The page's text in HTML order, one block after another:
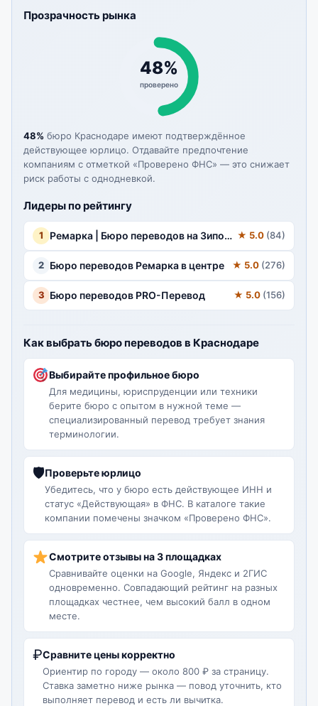
Прозрачность рынка
48%
проверено
48% бюро Краснодаре имеют подтверждённое
действующее юрлицо. Отдавайте предпочтение
компаниям с отметкой «Проверено ФНС» — это снижает
риск работы с однодневкой.
Лидеры по рейтингу
1 Ремарка | Бюро переводов на Зиповской ★ 5.0 (84)
2 Бюро переводов Ремарка в центре ★ 5.0 (276)
3 Бюро переводов PRO-Перевод ★ 5.0 (156)
Как выбрать бюро переводов в Краснодаре
Выбирайте профильное бюро
Для медицины, юриспруденции или техники
берите бюро с опытом в нужной теме —
специализированный перевод требует знания
терминологии.
🛡Проверьте юрлицо
Убедитесь, что у бюро есть действующее ИНН и
статус «Действующая» в ФНС. В каталоге такие
компании помечены значком «Проверено ФНС».
Смотрите отзывы на 3 площадках
Сравнивайте оценки на Google, Яндекс и 2ГИС
одновременно. Совпадающий рейтинг на разных
площадках честнее, чем высокий балл в одном
месте.
₽Сравните цены корректно
Ориентир по городу — около 800 ₽ за страницу.
Ставка заметно ниже рынка — повод уточнить, кто
выполняет перевод и есть ли вычитка.